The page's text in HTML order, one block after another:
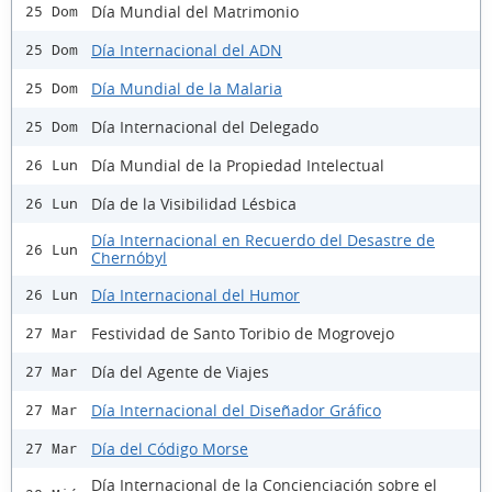
25 Dom Día Mundial del Matrimonio
25 Dom Día Internacional del ADN
25 Dom Día Mundial de la Malaria
25 Dom Día Internacional del Delegado
26 Lun Día Mundial de la Propiedad Intelectual
26 Lun Día de la Visibilidad Lésbica
26 Lun
Día Internacional en Recuerdo del Desastre de
Chernóbyl
26 Lun Día Internacional del Humor
27 Mar Festividad de Santo Toribio de Mogrovejo
27 Mar Día del Agente de Viajes
27 Mar Día Internacional del Diseñador Gráfico
27 Mar Día del Código Morse
Día Internacional de la Concienciación sobre el